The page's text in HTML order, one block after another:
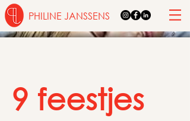
PHILINE JANSSENS
9 feestjes